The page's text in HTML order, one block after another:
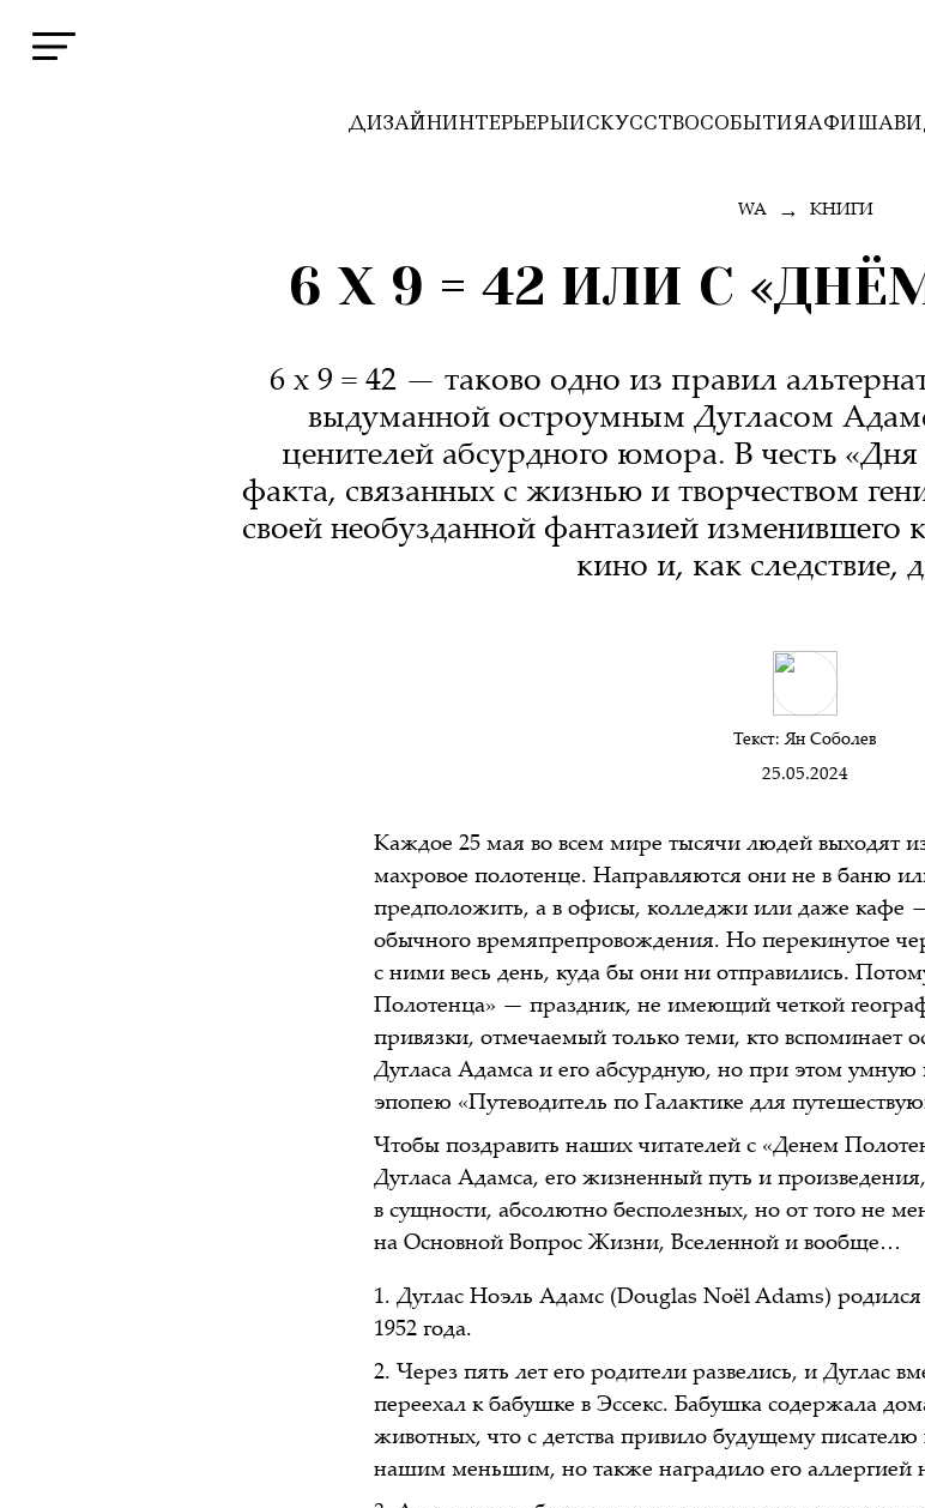
ДИЗАЙНИНТЕРЬЕРЫИСКУССТВОСОБЫТИЯАФИША
WA → КНИГИ
6 Х 9 = 42 ИЛИ С
6 х 9 = 42 — таково одно из правил
выдуманной остроумным Дугласом
ценителей абсурдного юмора. В честь
факта, связанных с жизнью и творчеством
своей необузданной фантазией
кино и, как следствие,
Текст:Ян Соболев
25.05.2024
Каждое 25 мая во всем мире тысячи людей выходят
махровое полотенце. Направляются они не в баню
предположить, а в офисы, колледжи или даже кафе —
обычного времяпрепровождения. Но перекинутое
с ними весь день, куда бы они ни отправились.
Полотенца» — праздник, не имеющий четкой
привязки, отмечаемый только теми, кто вспоминает
Дугласа Адамса и его абсурдную, но при этом
эпопею «Путеводитель по Галактике для
Чтобы поздравить наших читателей с «Денем
Дугласа Адамса, его жизненный путь и
в сущности, абсолютно бесполезных, но от того не
на Основной Вопрос Жизни, Вселенной и вообще…
Дуглас Ноэль Адамс (Douglas Noël Adams)
1952 года.
Через пять лет его родители развелись, и Дуглас
переехал к бабушке в Эссекс. Бабушка содержала
животных, что с детства привило будущему
нашим меньшим, но также наградило его аллергией